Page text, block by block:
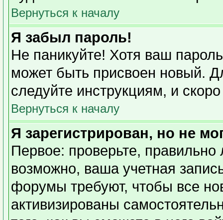
Вернуться к началу
Я забыл пароль!
Не паникуйте! Хотя ваш
может быть присвоен новый.
следуйте инструкциям, и
Вернуться к началу
Я зарегистрирован, но не
Первое: проверьте,
возможно, ваша учетная
форумы требуют, чтобы все
активизированы